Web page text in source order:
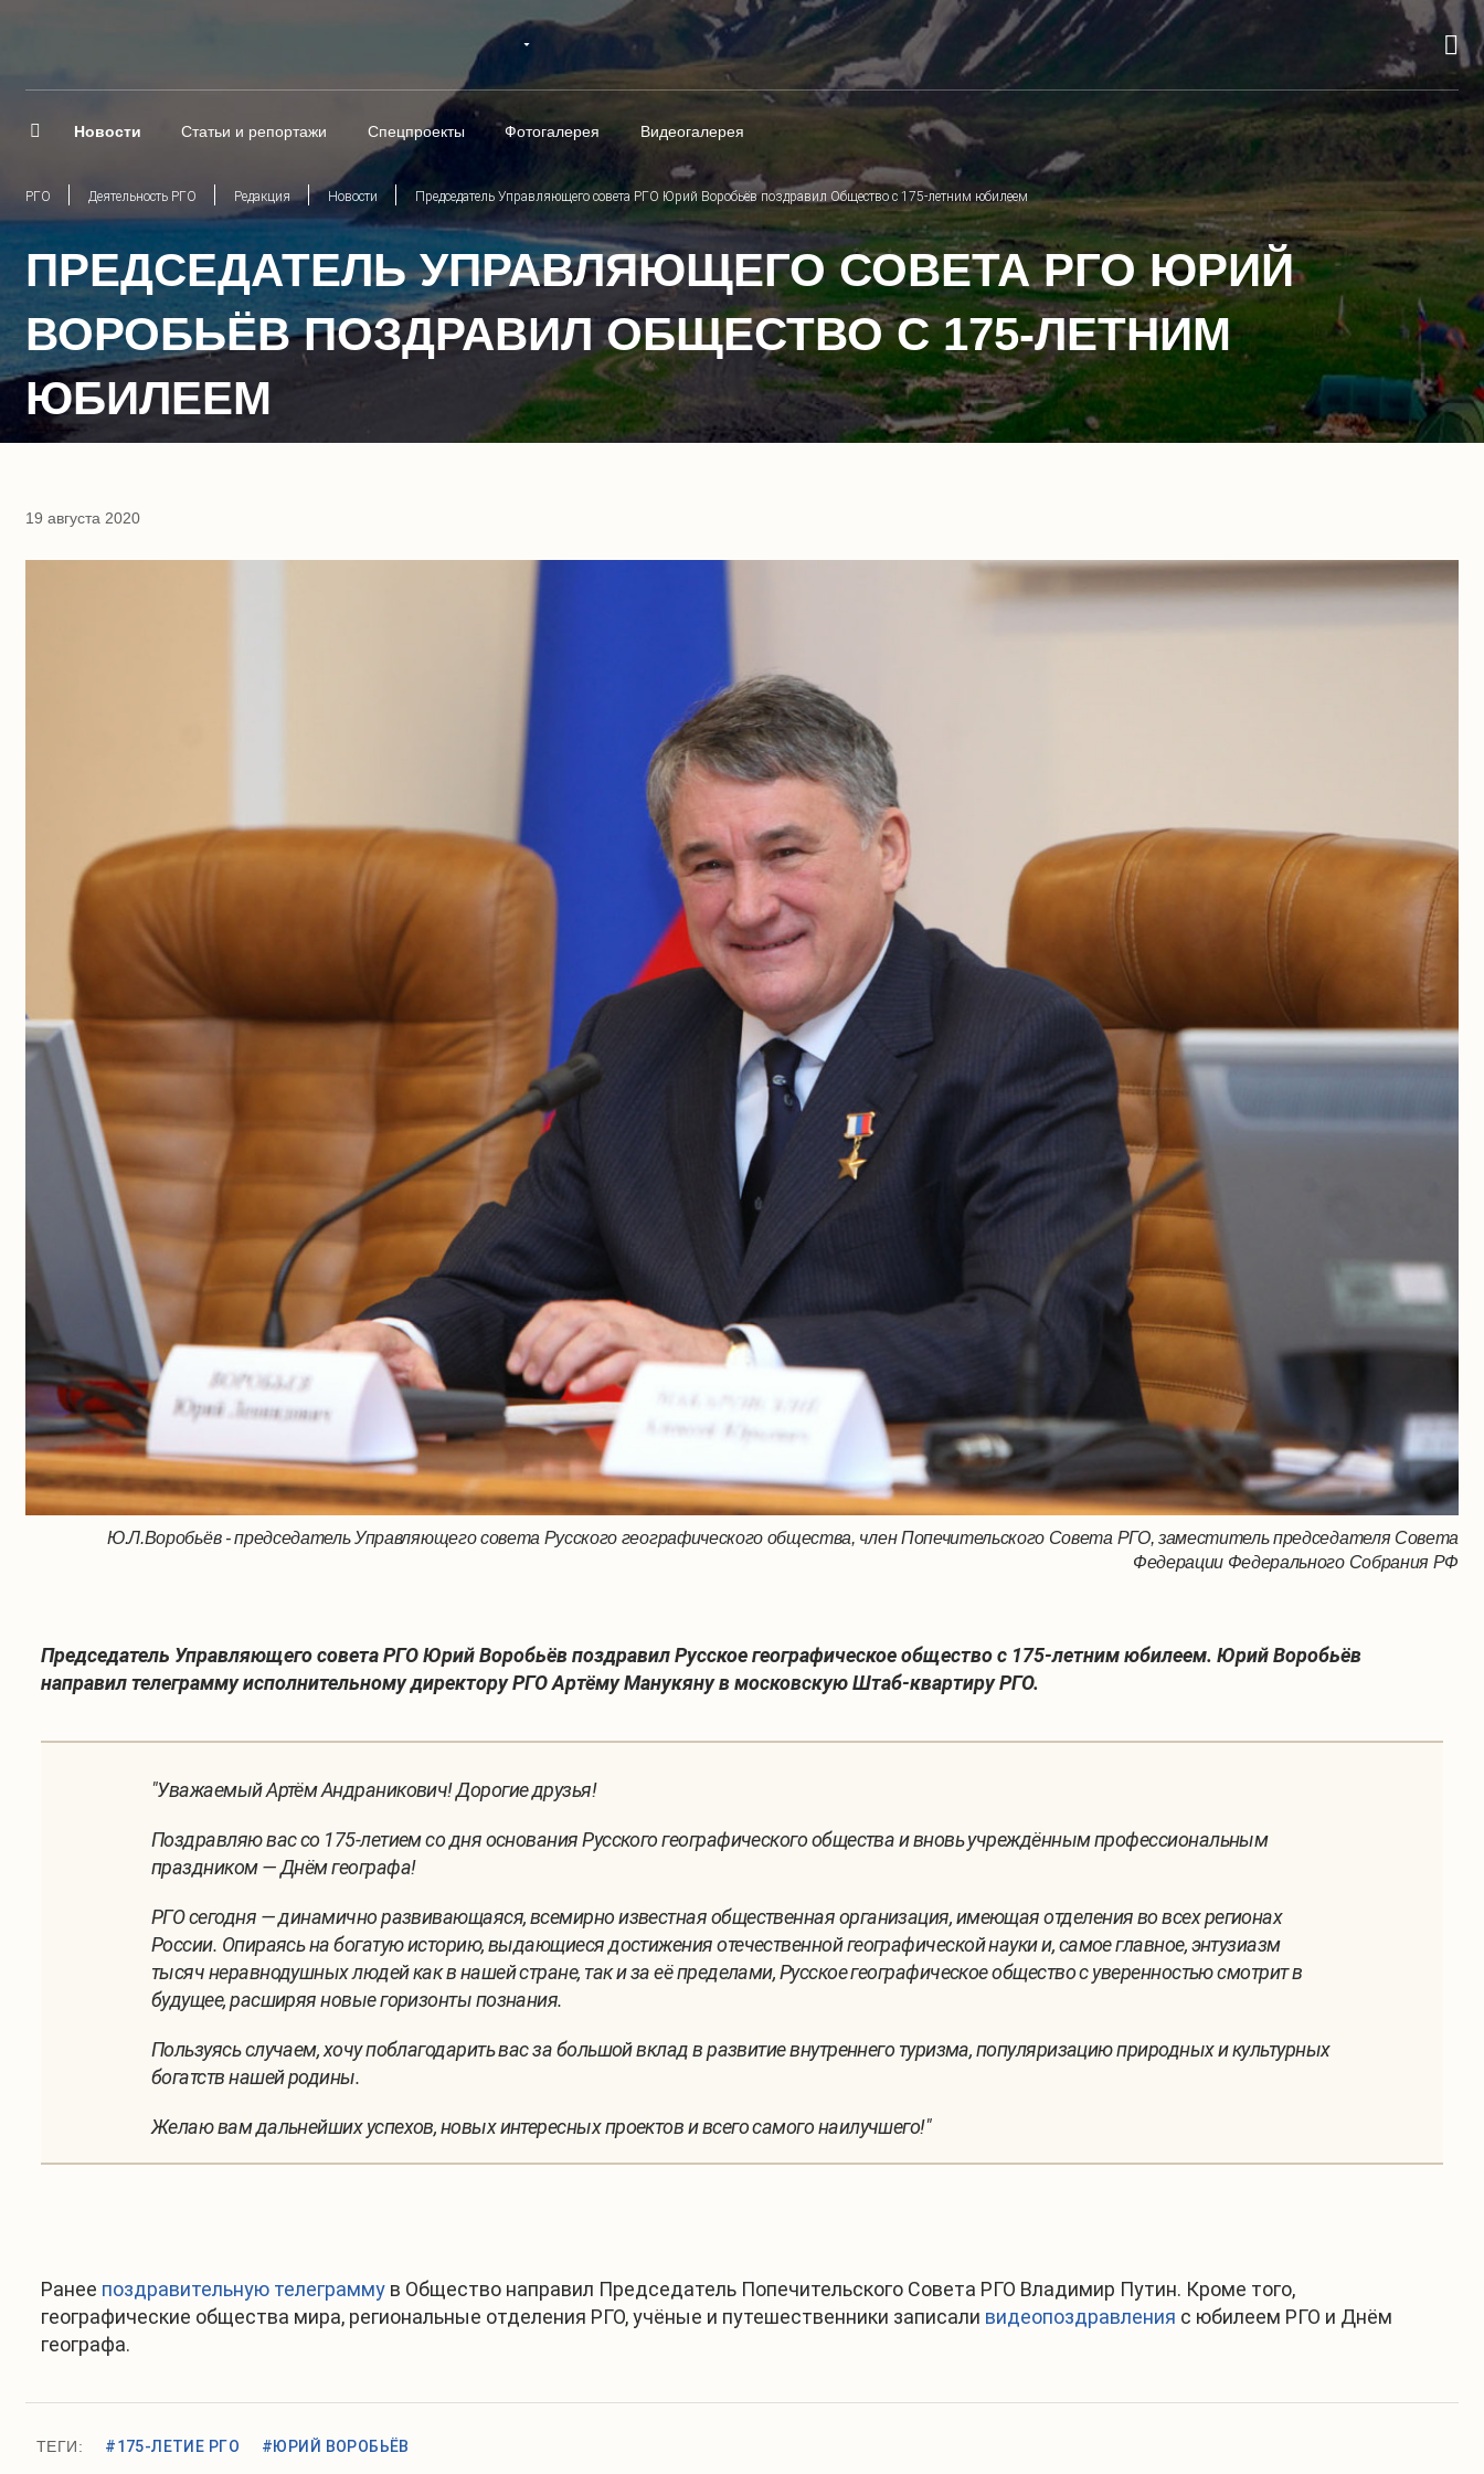
Новости Статьи и репортажи Спецпроекты Фотогалерея Видеогалерея
РГО Деятельность РГО Редакция Новости Председатель Управляющего совета РГО Юрий Воробьёв поздравил Общество с 175-летним юбилеем
ПРЕДСЕДАТЕЛЬ УПРАВЛЯЮЩЕГО СОВЕТА РГО ЮРИЙ
ВОРОБЬЁВ ПОЗДРАВИЛ ОБЩЕСТВО С 175-ЛЕТНИМ
ЮБИЛЕЕМ
19 августа 2020
Ю.Л.Воробьёв - председатель Управляющего совета Русского географического общества, член Попечительского Совета РГО, заместитель председателя Совета
Федерации Федерального Собрания РФ
Председатель Управляющего совета РГО Юрий Воробьёв поздравил Русское географическое общество с 175-летним юбилеем. Юрий Воробьёв
направил телеграмму исполнительному директору РГО Артёму Манукяну в московскую Штаб-квартиру РГО.
"Уважаемый Артём Андраникович! Дорогие друзья!
Поздравляю вас со 175-летием со дня основания Русского географического общества и вновь учреждённым профессиональным
праздником — Днём географа!
РГО сегодня — динамично развивающаяся, всемирно известная общественная организация, имеющая отделения во всех регионах
России. Опираясь на богатую историю, выдающиеся достижения отечественной географической науки и, самое главное, энтузиазм
тысяч неравнодушных людей как в нашей стране, так и за её пределами, Русское географическое общество с уверенностью смотрит в
будущее, расширяя новые горизонты познания.
Пользуясь случаем, хочу поблагодарить вас за большой вклад в развитие внутреннего туризма, популяризацию природных и культурных
богатств нашей родины.
Желаю вам дальнейших успехов, новых интересных проектов и всего самого наилучшего!"
Ранее поздравительную телеграмму в Общество направил Председатель Попечительского Совета РГО Владимир Путин. Кроме того,
географические общества мира, региональные отделения РГО, учёные и путешественники записали видеопоздравления с юбилеем РГО и Днём
географа.
ТЕГИ: #175-ЛЕТИЕ РГО #ЮРИЙ ВОРОБЬЁВ